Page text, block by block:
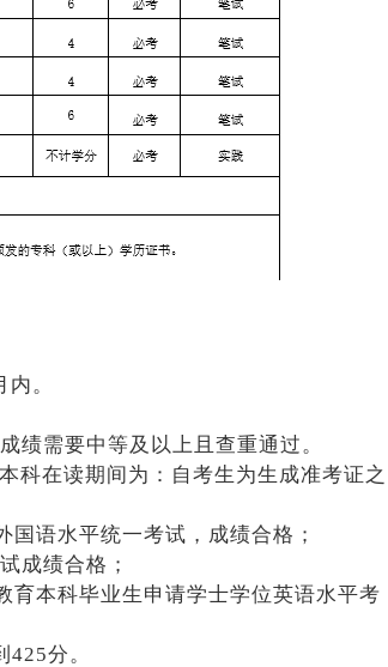
。
绩需要中等及以上且查重通过。
科在读期间为：自考生为生成准考证
国语水平统一考试，成绩合格；
成绩合格；
育本科毕业生申请学士学位英语水平考
分。